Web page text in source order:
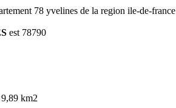
78 yvelines de la region ile-de-france
est 78790
km2